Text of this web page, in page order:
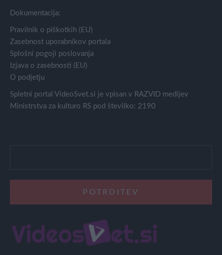
Dokumentacija:
Pravilnik o piškotkih (EU)
Zasebnost uporabnikov portala
Splošni pogoji poslovanja
Izjava o zasebnosti (EU)
O podjetju
Spletni portal VideoSvet.si je vpisan v RAZVID medijev
Ministrstva za kulturo RS pod številko: 2190